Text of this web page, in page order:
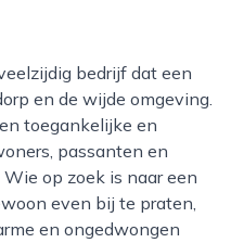
en de wijde omgeving.
toegankelijke en
passanten en
op zoek is naar een
even bij te praten,
en ongedwongen